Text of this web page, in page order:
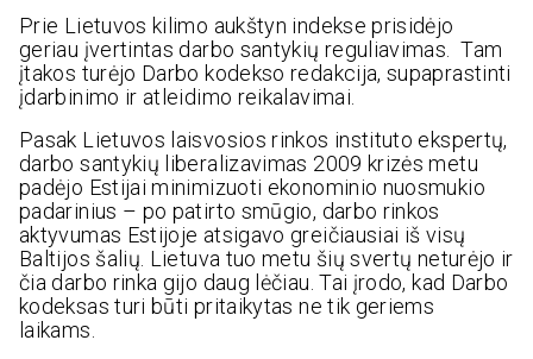
Prie Lietuvos kilimo aukštyn indekse prisidėjo
geriau įvertintas darbo santykių reguliavimas. Tam
įtakos turėjo Darbo kodekso redakcija, supaprastinti
įdarbinimo ir atleidimo reikalavimai.
Pasak Lietuvos laisvosios rinkos instituto ekspertų,
darbo santykių liberalizavimas 2009 krizės metu
padėjo Estijai minimizuoti ekonominio nuosmukio
padarinius – po patirto smūgio, darbo rinkos
aktyvumas Estijoje atsigavo greičiausiai iš visų
Baltijos šalių. Lietuva tuo metu šių svertų neturėjo ir
čia darbo rinka gijo daug lėčiau. Tai įrodo, kad Darbo
kodeksas turi būti pritaikytas ne tik geriems
laikams.